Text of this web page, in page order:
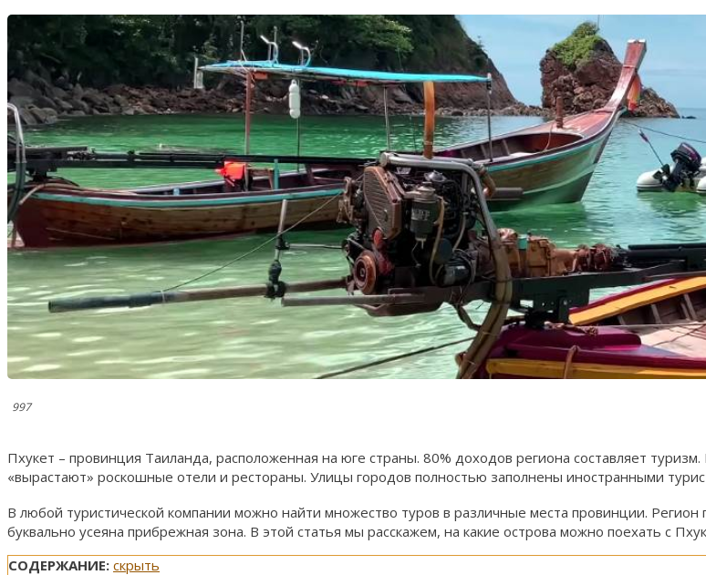
997
Пхукет – провинция Таиланда, расположенная на юге страны. 80% доходов региона составляет
«вырастают» роскошные отели и рестораны. Улицы городов полностью заполнены иностранными
В любой туристической компании можно найти множество туров в различные места провинции.
буквально усеяна прибрежная зона. В этой статья мы расскажем, на какие острова можно поехать с
СОДЕРЖАНИЕ: скрыть